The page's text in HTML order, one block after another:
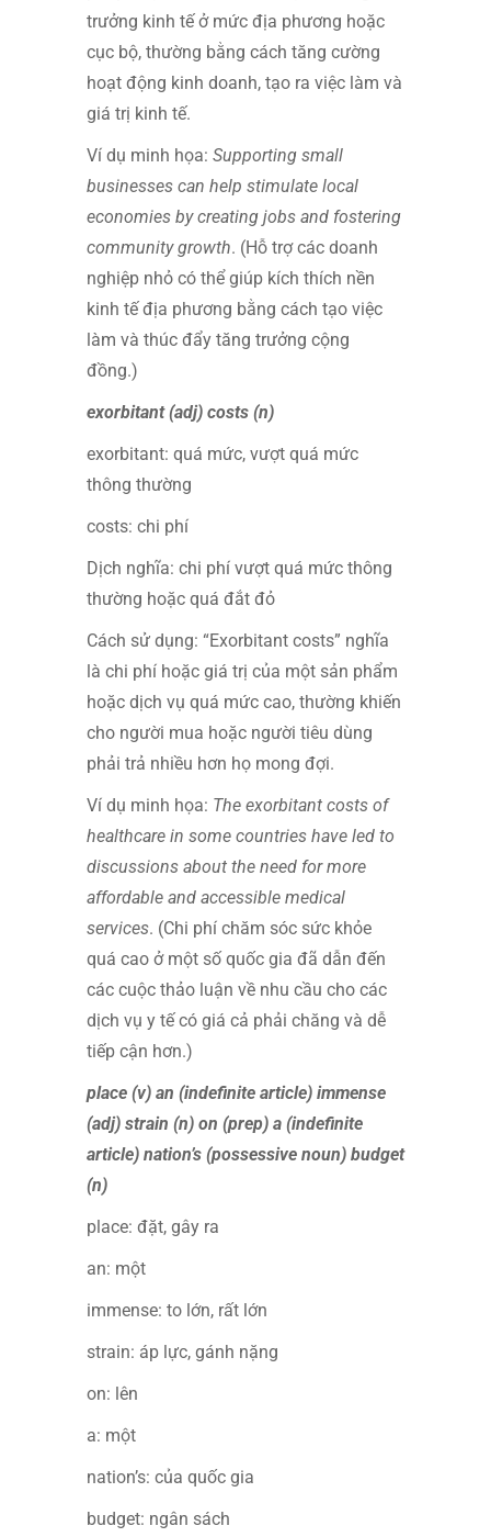
trưởng kinh tế ở mức địa phương hoặc
cục bộ, thường bằng cách tăng cường
hoạt động kinh doanh, tạo ra việc làm và
giá trị kinh tế.
Ví dụ minh họa: Supporting small
businesses can help stimulate local
economies by creating jobs and fostering
community growth. (Hỗ trợ các doanh
nghiệp nhỏ có thể giúp kích thích nền
kinh tế địa phương bằng cách tạo việc
làm và thúc đẩy tăng trưởng cộng
đồng.)
exorbitant (adj) costs (n)
exorbitant: quá mức, vượt quá mức
thông thường
costs: chi phí
Dịch nghĩa: chi phí vượt quá mức thông
thường hoặc quá đắt đỏ
Cách sử dụng: “Exorbitant costs” nghĩa
là chi phí hoặc giá trị của một sản phẩm
hoặc dịch vụ quá mức cao, thường khiến
cho người mua hoặc người tiêu dùng
phải trả nhiều hơn họ mong đợi.
Ví dụ minh họa: The exorbitant costs of
healthcare in some countries have led to
discussions about the need for more
affordable and accessible medical
services. (Chi phí chăm sóc sức khỏe
quá cao ở một số quốc gia đã dẫn đến
các cuộc thảo luận về nhu cầu cho các
dịch vụ y tế có giá cả phải chăng và dễ
tiếp cận hơn.)
place (v) an (indefinite article) immense
(adj) strain (n) on (prep) a (indefinite
article) nation’s (possessive noun) budget
(n)
place: đặt, gây ra
an: một
immense: to lớn, rất lớn
strain: áp lực, gánh nặng
on: lên
a: một
nation’s: của quốc gia
budget: ngân sách